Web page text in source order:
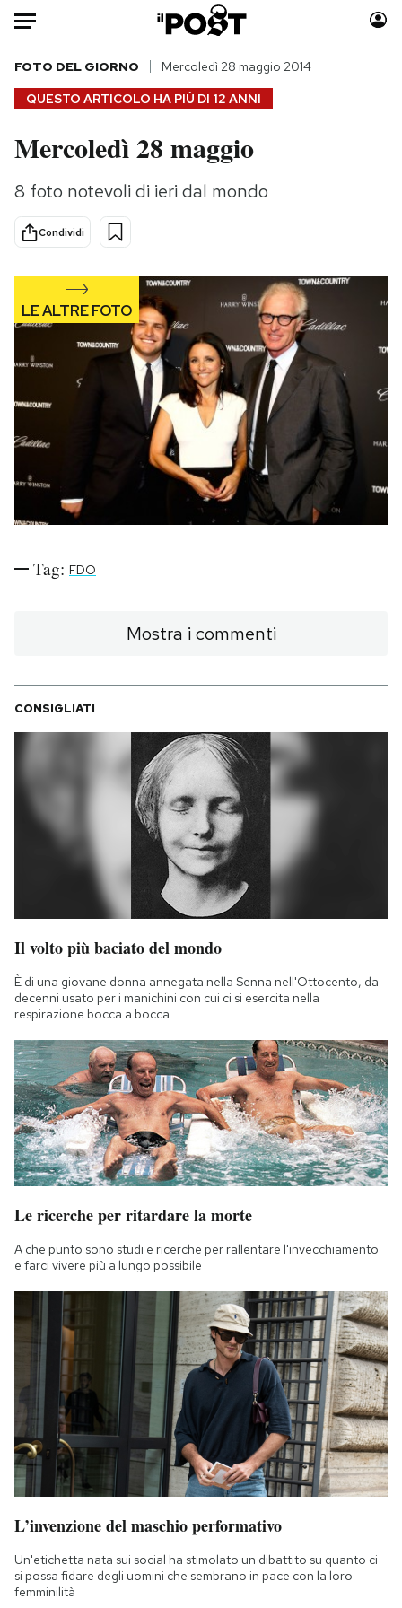
Auto
HOME
Italia
Politica
Tecnologia
Scienza
Cultura
Moda
Consumismi
Media
Europa
Altrecose
Mondiali calcio 2026
PODCAST
NEWSLETTER
AREA PERSONALE
Area Personale
Notifiche mobile
Regala il Post
Hai bisogno di aiuto?
QUESTO ARTICOLO HA PIÙ DI 12 ANNI
FOTO DEL GIORNO Mercoledì 28 maggio 2014
Mercoledì 28 maggio
8 foto notevoli di ieri dal mondo
Condividi
Tag: FDO
Mostra i commenti
CONSIGLIATI
Il volto più baciato del mondo
È di una giovane donna annegata nella Senna nell'Ottocento, da
decenni usato per i manichini con cui ci si esercita nella
respirazione bocca a bocca
Le ricerche per ritardare la morte
A che punto sono studi e ricerche per rallentare l'invecchiamento
e farci vivere più a lungo possibile
L’invenzione del maschio performativo
Un'etichetta nata sui social ha stimolato un dibattito su quanto ci
si possa fidare degli uomini che sembrano in pace con la loro
femminilità